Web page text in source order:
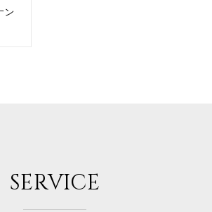
ン
SERVICE